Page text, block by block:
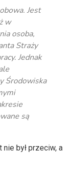
Jest
w
osoba,
Straży
Jednak
Środowiska
są
nie był przeciw, a